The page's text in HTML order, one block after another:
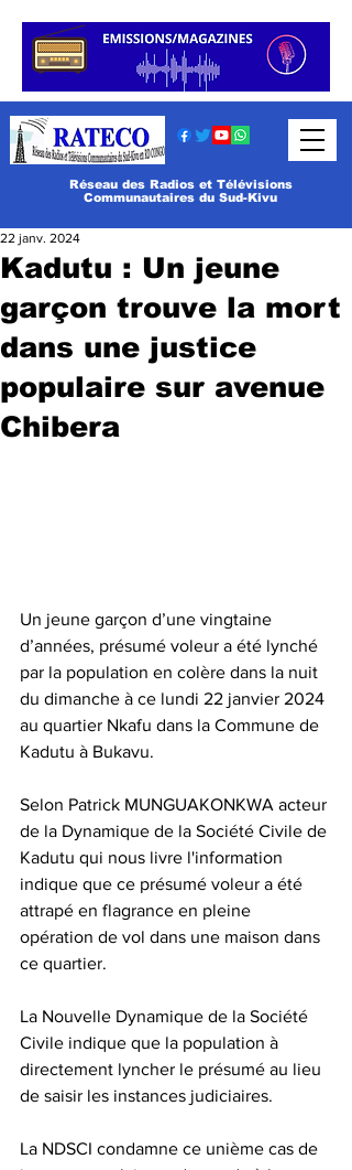
Réseau des Radios et Télévisions
Communautaires du Sud-Kivu
Kadutu : Un jeune
garçon trouve la mort
dans une justice
populaire sur avenue
Chibera
22 janv. 2024
Un jeune garçon d’une vingtaine
d’années, présumé voleur a été lynché
par la population en colère dans la nuit
du dimanche à ce lundi 22 janvier 2024
au quartier Nkafu dans la Commune de
Kadutu à Bukavu.
Selon Patrick MUNGUAKONKWA acteur
de la Dynamique de la Société Civile de
Kadutu qui nous livre l'information
indique que ce présumé voleur a été
attrapé en flagrance en pleine
opération de vol dans une maison dans
ce quartier.
La Nouvelle Dynamique de la Société
Civile indique que la population à
directement lyncher le présumé au lieu
de saisir les instances judiciaires.
La NDSCI condamne ce unième cas de